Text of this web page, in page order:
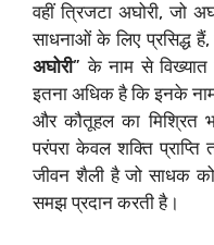
वहीं त्रिजटा अघोरी,
साधनाओं के लिए प्रसिद्ध हैं,
अघोरी” के नाम से
इतना अधिक है कि इनके
और कौतूहल का मिश्रित
परंपरा केवल शक्ति
जीवन शैली है जो साधक को
समझ प्रदान करती है।